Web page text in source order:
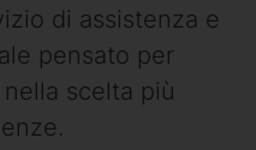
di assistenza e
pensato per
scelta più